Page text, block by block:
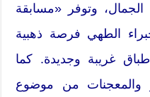
وتوفر «مسابقة
الطهي فرصة ذهبية
غريبة وجديدة. كما
والمعجنات من موضوع